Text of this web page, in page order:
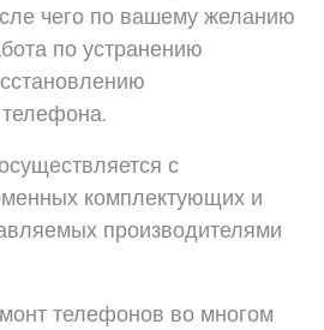
чего по вашему желанию
по устранению
с
комплектующих и
производителями
телефонов во многом